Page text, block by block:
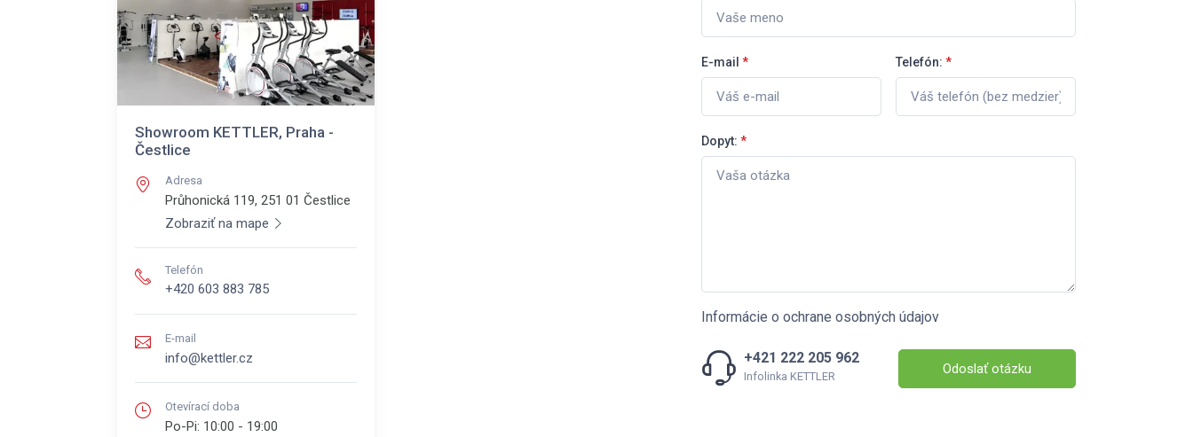
Showroom KETTLER, Praha -
Čestlice
Adresa
Průhonická 119, 251 01 Čestlice
Zobraziť na mape
Telefón
+420 603 883 785
E-mail
info@kettler.cz
Otevírací doba
Po-Pi: 10:00 - 19:00
E-mail * Telefón: *
Dopyt: *
Informácie o ochrane osobných údajov
+421 222 205 962
Infolinka KETTLER Odoslať otázku